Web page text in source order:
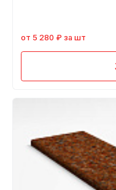
от 5 280 ₽ за шт